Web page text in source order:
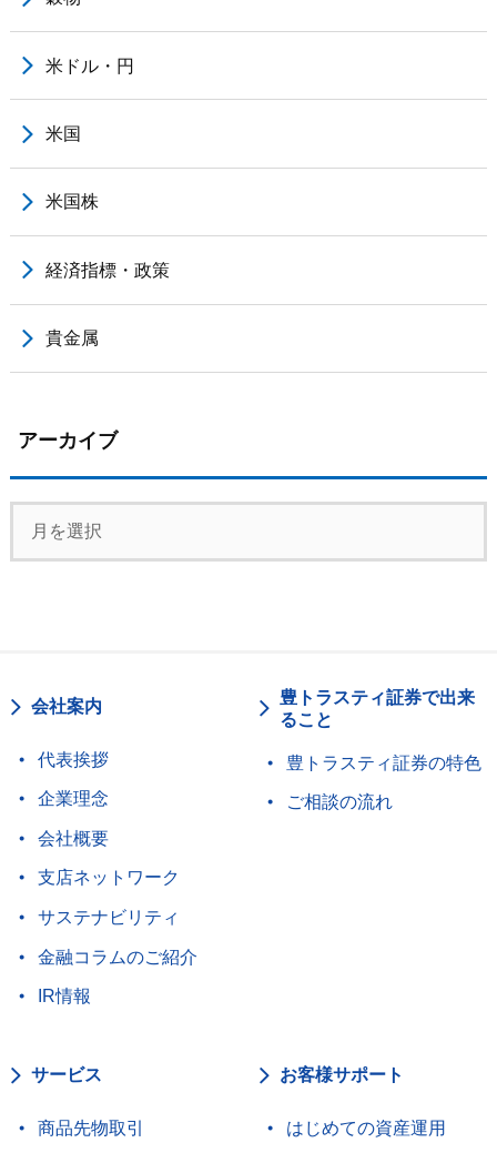
米ドル・円
米国
米国株
経済指標・政策
貴金属
アーカイブ
会社案内
代表挨拶
企業理念
会社概要
支店ネットワーク
サステナビリティ
金融コラムのご紹介
IR情報
豊トラスティ証券で出来
ること
豊トラスティ証券の特色
ご相談の流れ
サービス
商品先物取引
お客様サポート
はじめての資産運用